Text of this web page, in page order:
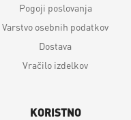
Pogoji poslovanja
Varstvo osebnih podatkov
Dostava
Vračilo izdelkov
KORISTNO